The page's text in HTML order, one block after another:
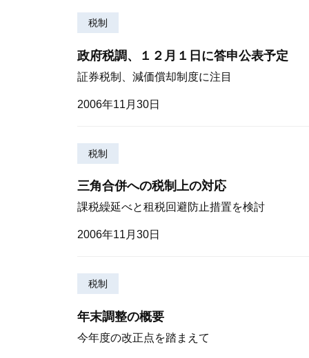
税制
政府税調、１２月１日に答申公表予定
証券税制、減価償却制度に注目
2006年11月30日
税制
三角合併への税制上の対応
課税繰延べと租税回避防止措置を検討
2006年11月30日
税制
年末調整の概要
今年度の改正点を踏まえて